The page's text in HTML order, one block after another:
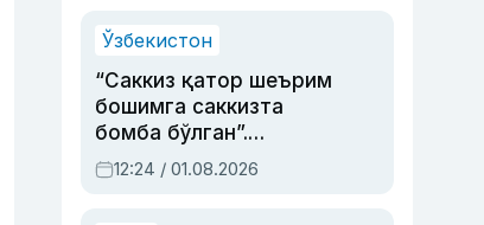
Ўзбекистон
“Саккиз қатор шеърим
бошимга саккизта
бомба бўлган”.
Абдулла Ориповни
сиёсий айбловлардан
12:24 / 01.08.2026